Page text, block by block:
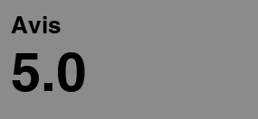
Avis
5.0